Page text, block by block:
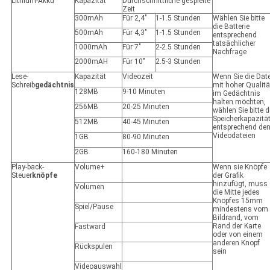
Zeit
300mAh
Für 2,4" 1-1.5 Stunden
Wählen Sie bitte
die Batterie
entsprechend
tatsächlicher
Nachfrage
500mAh Für 4,3"
1-1.5 Stunden
1000mAh
Für 7"
2-2.5 Stunden
2000mAH
Für 10"
2.5-3 Stunden
Lese-
Schreibgedächtnis
Kapazität Videozeit
Wenn Sie die
mit hoher
im Gedächtnis
halten möchten,
wählen Sie bitte
Speicherkapazität
entsprechend den
Videodateien
128MB
9-10 Minuten
256MB
20-25 Minuten
512MB
40-45 Minuten
1GB
80-90 Minuten
2GB
160-180 Minuten
Play-back-
Steuerknöpfe
Volume+
Wenn sie Knöpfe
der Grafik
hinzufügt, muss
die Mitte jedes
Knopfes 15mm
mindestens vom
Bildrand, vom
Rand der Karte
oder von einem
anderen Knopf
sein
Volumen
Spiel/Pause
Fastward
Rückspulen
Videoauswahl